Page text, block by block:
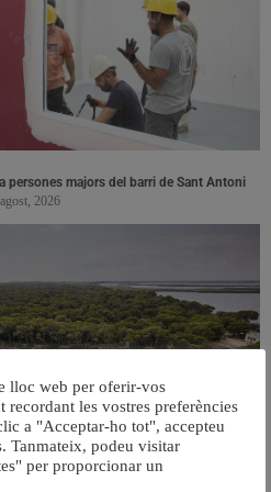
persones majors del barri de Sant Antoni
2026
lloc web per oferir-vos
recordant les vostres preferències
a "Acceptar-ho tot", accepteu
Tanmateix, podeu visitar
per proporcionar un